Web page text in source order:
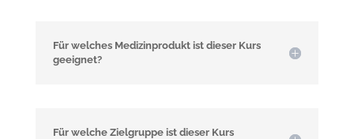
Für welches Medizinprodukt ist dieser Kurs
geeignet?
Für welche Zielgruppe ist dieser Kurs